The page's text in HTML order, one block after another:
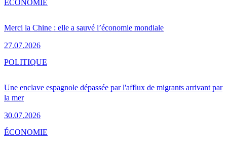
Merci la Chine : elle a sauvé l’économie mondiale
27.07.2026
ÉCONOMIE
Une enclave espagnole dépassée par l'afflux de migrants arrivant par
la mer
30.07.2026
POLITIQUE
ÉCONOMIE